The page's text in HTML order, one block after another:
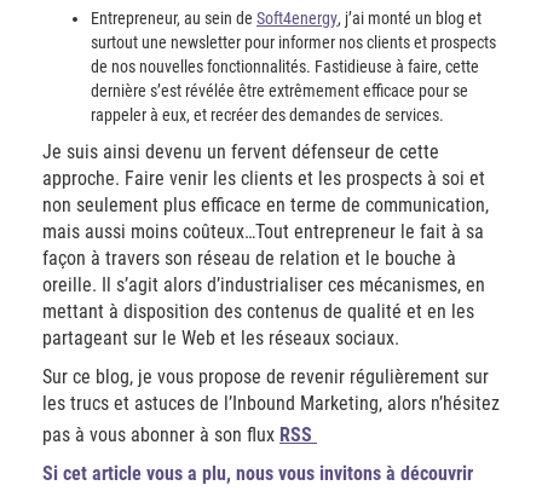
Entrepreneur, au sein de Soft4energy, j’ai monté un blog et
surtout une newsletter pour informer nos clients et prospects
de nos nouvelles fonctionnalités. Fastidieuse à faire, cette
dernière s’est révélée être extrêmement efficace pour se
rappeler à eux, et recréer des demandes de services.
Je suis ainsi devenu un fervent défenseur de cette
approche. Faire venir les clients et les prospects à soi et
non seulement plus efficace en terme de communication,
mais aussi moins coûteux…Tout entrepreneur le fait à sa
façon à travers son réseau de relation et le bouche à
oreille. Il s’agit alors d’industrialiser ces mécanismes, en
mettant à disposition des contenus de qualité et en les
partageant sur le Web et les réseaux sociaux.
Sur ce blog, je vous propose de revenir régulièrement sur
les trucs et astuces de l’Inbound Marketing, alors n’hésitez
pas à vous abonner à son flux RSS
Si cet article vous a plu, nous vous invitons à découvrir